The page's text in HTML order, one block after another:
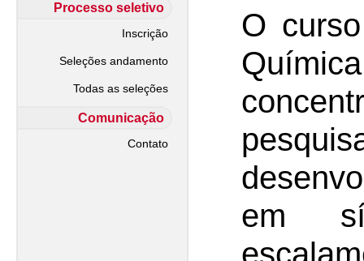
Processo seletivo
Inscrição
Seleções andamento
Todas as seleções
Comunicação
Contato
O
em